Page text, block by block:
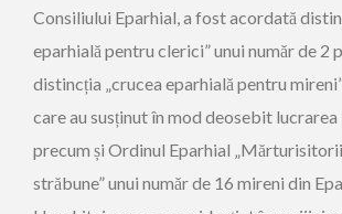
Consiliului Eparhial, a fost acordată
eparhială pentru clerici” unui număr de 2
distincția „crucea eparhială pentru
care au susținut în mod deosebit
precum și Ordinul Eparhial
străbune” unui număr de 16 mireni din